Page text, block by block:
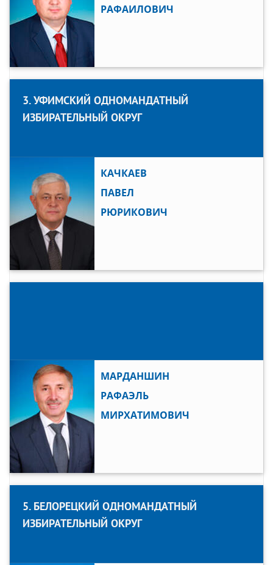
РАФАИЛОВИЧ
3. УФИМСКИЙ ОДНОМАНДАТНЫЙ
ИЗБИРАТЕЛЬНЫЙ ОКРУГ
КАЧКАЕВ
ПАВЕЛ
РЮРИКОВИЧ
МАРДАНШИН
РАФАЭЛЬ
МИРХАТИМОВИЧ
5. БЕЛОРЕЦКИЙ ОДНОМАНДАТНЫЙ
ИЗБИРАТЕЛЬНЫЙ ОКРУГ